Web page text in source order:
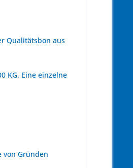
Qualitätsbon aus
KG. Eine einzelne
von Gründen